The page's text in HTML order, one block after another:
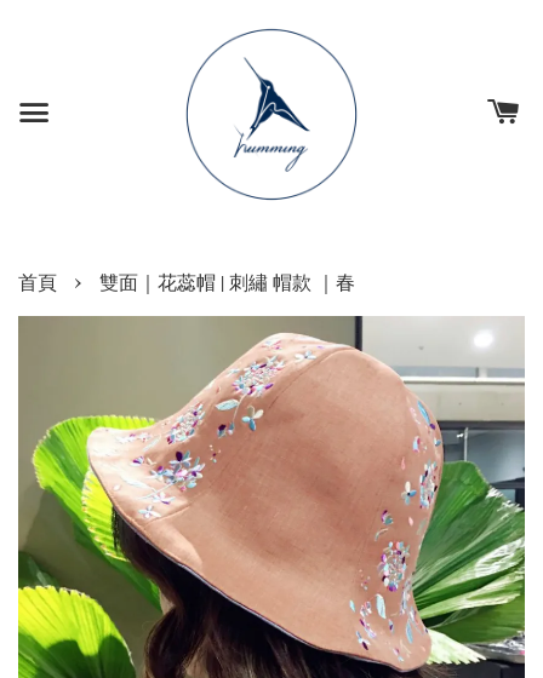
首頁 › 雙面｜花蕊帽 | 刺繡 帽款 ｜春